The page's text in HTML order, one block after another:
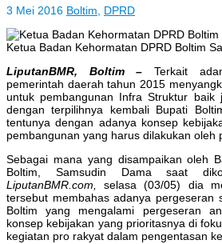
3 Mei 2016 Boltim DPRD
Ketua Badan Kehormatan DPRD Boltim
LiputanBMR, Boltim – Terkait
pemerintah daerah tahun 2015
untuk pembangunan Infra Struktur baik
dengan terpilihnya kembali Bupati
tentunya dengan adanya konsep
pembangunan yang harus dilakukan oleh
Sebagai mana yang disampaikan oleh
Boltim, Samsudin Dama saat
LiputanBMR.com,
selasa (03/05) dia
tersebut membahas adanya pergeseran
Boltim yang mengalami pergeseran
konsep kebijakan yang prioritasnya di
kegiatan pro rakyat dalam pengentasan